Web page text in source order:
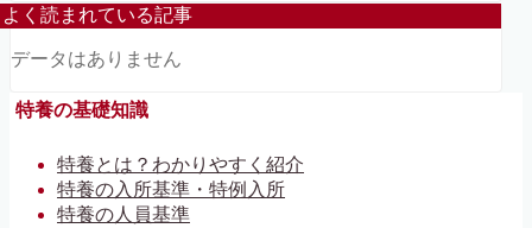
よく読まれている記事
データはありません
特養の基礎知識
特養とは？わかりやすく紹介
特養の入所基準・特例入所
特養の人員基準